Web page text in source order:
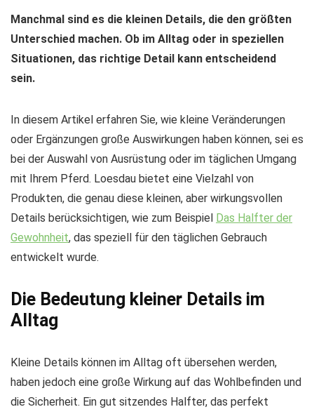
Manchmal sind es die kleinen Details, die den größten
Unterschied machen. Ob im Alltag oder in speziellen
Situationen, das richtige Detail kann entscheidend
sein.
In diesem Artikel erfahren Sie, wie kleine Veränderungen
oder Ergänzungen große Auswirkungen haben können, sei es
bei der Auswahl von Ausrüstung oder im täglichen Umgang
mit Ihrem Pferd. Loesdau bietet eine Vielzahl von
Produkten, die genau diese kleinen, aber wirkungsvollen
Details berücksichtigen, wie zum Beispiel Das Halfter der
Gewohnheit, das speziell für den täglichen Gebrauch
entwickelt wurde.
Die Bedeutung kleiner Details im
Alltag
Kleine Details können im Alltag oft übersehen werden,
haben jedoch eine große Wirkung auf das Wohlbefinden und
die Sicherheit. Ein gut sitzendes Halfter, das perfekt